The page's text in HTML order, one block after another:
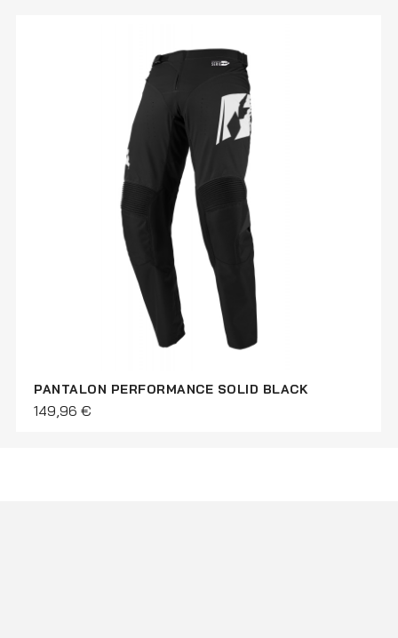
GANTS TRACK BLACK WHITE